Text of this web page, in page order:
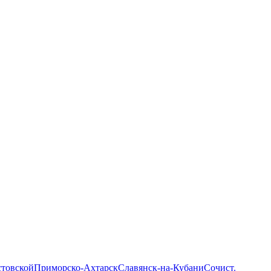
Приморско-АхтарскСлавянск-на-КубаниСочист.